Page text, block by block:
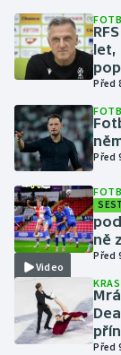
Judo
Krasobruslení
Lyže a
Moderní pětiboj
Motorsport
Olympijské hry
Parasport
let,
Před
Před
Video
ně
Před
Před